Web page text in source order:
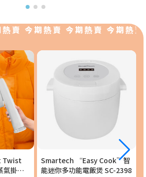
賣 今期熱賣 今期熱賣 今期熱
Twist
掛燙
Smartech “Easy Cook”智
能迷你多功能電飯煲 SC-2398